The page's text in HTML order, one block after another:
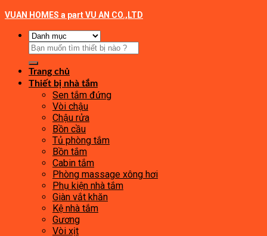
VUAN HOMES a part VU AN CO.,LTD
Tìm
kiếm:
Trang chủ
Thiết bị nhà tắm
Sen tắm đứng
Vòi chậu
Chậu rửa
Bồn cầu
Tủ phòng tắm
Bồn tắm
Cabin tắm
Phòng massage xông hơi
Phụ kiện nhà tắm
Giàn vắt khăn
Kệ nhà tắm
Gương
Vòi xịt